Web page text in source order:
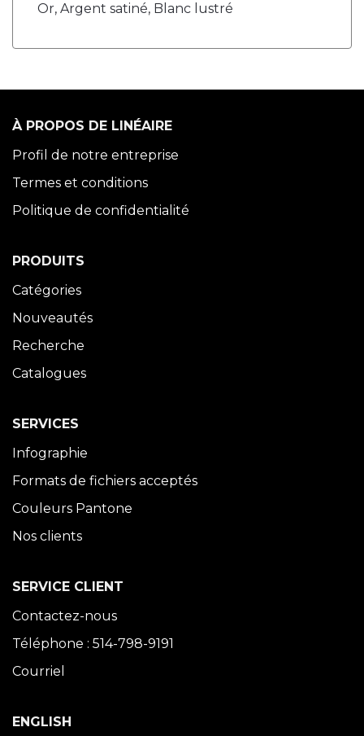
Or, Argent satiné, Blanc lustré
À PROPOS DE LINÉAIRE
Profil de notre entreprise
Termes et conditions
Politique de confidentialité
PRODUITS
Catégories
Nouveautés
Recherche
Catalogues
SERVICES
Infographie
Formats de fichiers acceptés
Couleurs Pantone
Nos clients
SERVICE CLIENT
Contactez-nous
Téléphone : 514-798-9191
Courriel
ENGLISH